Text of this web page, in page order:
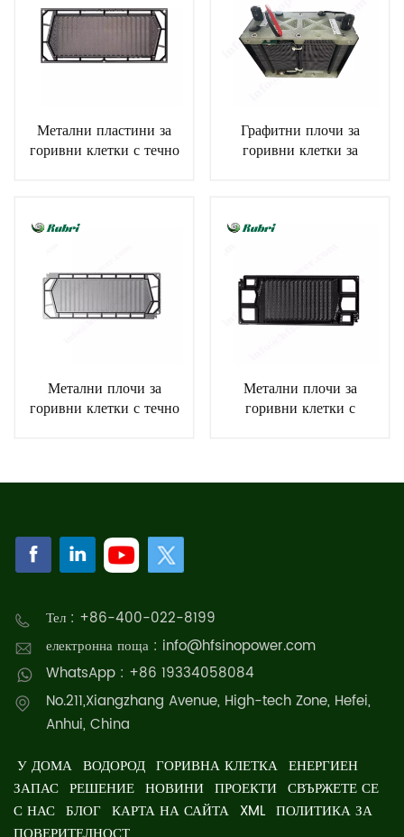
Метални пластини за
горивни клетки с течно
Графитни плочи за
горивни клетки за
Метални плочи за
горивни клетки с течно
Метални плочи за
горивни клетки с
Тел : +86-400-022-8199
електронна поща : info@hfsinopower.com
WhatsApp : +86 19334058084
No.211,Xiangzhang Avenue, High-tech Zone, Hefei,
Anhui, China
У ДОМА ВОДОРОД ГОРИВНА КЛЕТКА ЕНЕРГИЕН
ЗАПАС РЕШЕНИЕ НОВИНИ ПРОЕКТИ СВЪРЖЕТЕ СЕ
С НАС БЛОГ КАРТА НА САЙТА XML ПОЛИТИКА ЗА